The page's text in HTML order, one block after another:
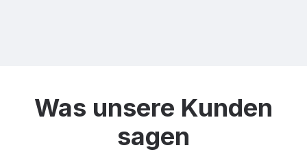
Was unsere Kunden
sagen